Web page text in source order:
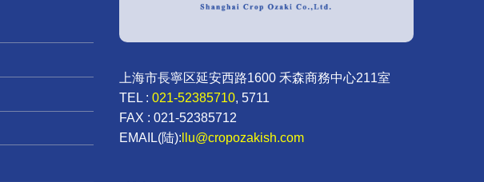
上海市長寧区延安西路1600 禾森商務中心211室
TEL : 021-52385710, 5711
FAX : 021-52385712
EMAIL(陆): llu@cropozakish.com